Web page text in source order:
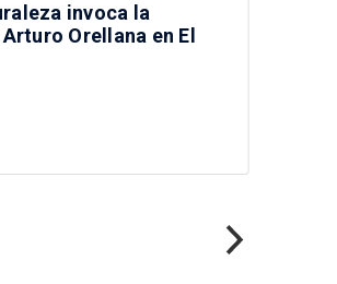
invoca la
Orellana en El